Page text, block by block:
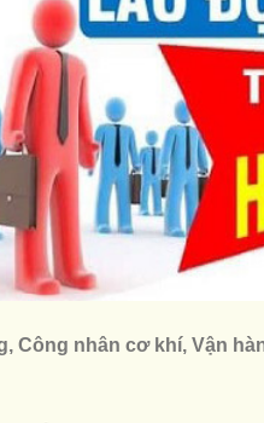
Công nhân cơ khí, Vận